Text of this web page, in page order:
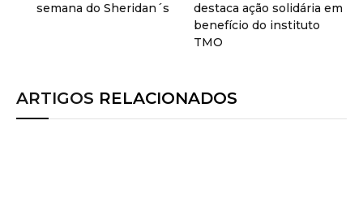
semana do Sheridan´s
destaca ação solidária em
benefício do instituto
TMO
ARTIGOS RELACIONADOS